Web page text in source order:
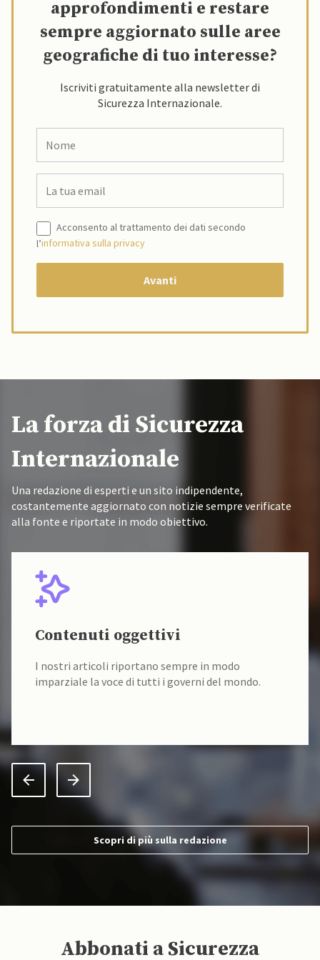
approfondimenti e restare
sempre aggiornato sulle aree
geografiche di tuo interesse?
Iscriviti gratuitamente alla newsletter di
Sicurezza Internazionale.
Acconsento al trattamento dei dati secondo
l’informativa sulla privacy
La forza di Sicurezza
Internazionale
Una redazione di esperti e un sito indipendente,
costantemente aggiornato con notizie sempre verificate
alla fonte e riportate in modo obiettivo.
Contenuti oggettivi
I nostri articoli riportano sempre in modo
imparziale la voce di tutti i governi del mondo.
Scopri di più sulla redazione
Abbonati a Sicurezza